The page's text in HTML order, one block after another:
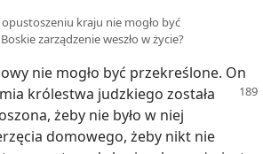
opustoszeniu kraju nie mogło być
zarządzenie weszło w życie?
nie mogło być przekreślone. On
królestwa judzkiego została
żeby nie było w niej
domowego, żeby nikt nie